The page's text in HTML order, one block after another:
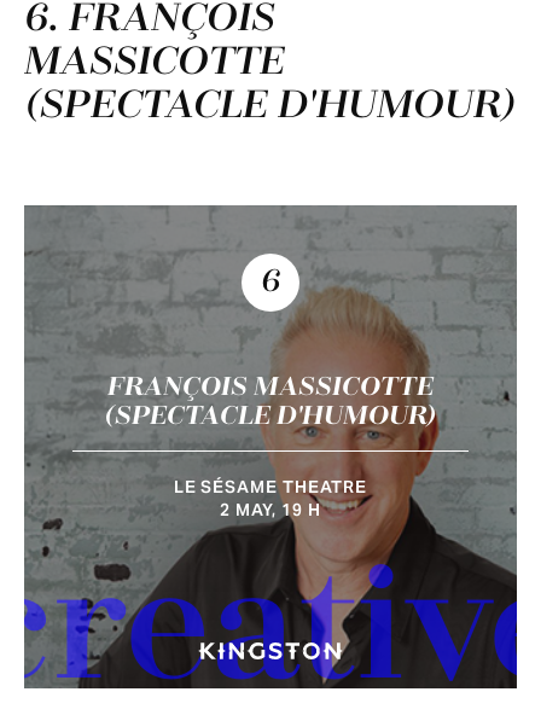
6. FRANÇOIS
MASSICOTTE
(SPECTACLE D'HUMOUR)
6
FRANÇOIS MASSICOTTE
(SPECTACLE D'HUMOUR)
LE SÉSAME THEATRE
2 MAY, 19 H